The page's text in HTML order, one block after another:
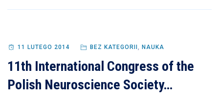
11 LUTEGO 2014 BEZ KATEGORII , NAUKA
11th International Congress of the
Polish Neuroscience Society…